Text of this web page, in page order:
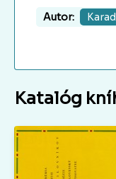
Autor:
Katalóg